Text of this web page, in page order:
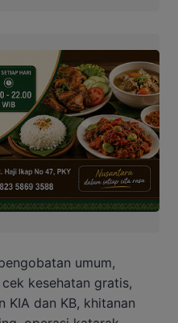
umum,
kesehatan gratis,
KIA dan KB, khitanan